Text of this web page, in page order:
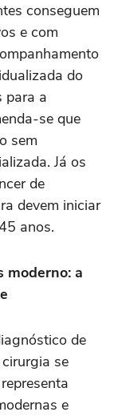
conseguem
e com
do
para a
se que
sem
Já os
de
devem iniciar
anos.
moderno: a
de
se
representa
e